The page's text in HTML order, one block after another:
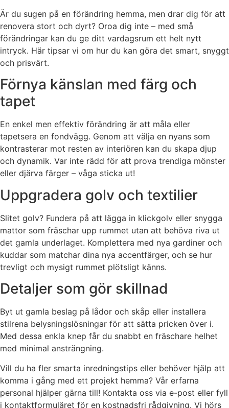
Är du sugen på en förändring hemma, men drar dig för att
renovera stort och dyrt? Oroa dig inte – med små
förändringar kan du ge ditt vardagsrum ett helt nytt
intryck. Här tipsar vi om hur du kan göra det smart, snyggt
och prisvärt.
Förnya känslan med färg och
tapet
En enkel men effektiv förändring är att måla eller
tapetsera en fondvägg. Genom att välja en nyans som
kontrasterar mot resten av interiören kan du skapa djup
och dynamik. Var inte rädd för att prova trendiga mönster
eller djärva färger – våga sticka ut!
Uppgradera golv och textilier
Slitet golv? Fundera på att lägga in klickgolv eller snygga
mattor som fräschar upp rummet utan att behöva riva ut
det gamla underlaget. Komplettera med nya gardiner och
kuddar som matchar dina nya accentfärger, och se hur
trevligt och mysigt rummet plötsligt känns.
Detaljer som gör skillnad
Byt ut gamla beslag på lådor och skåp eller installera
stilrena belysningslösningar för att sätta pricken över i.
Med dessa enkla knep får du snabbt en fräschare helhet
med minimal ansträngning.
Vill du ha fler smarta inredningstips eller behöver hjälp att
komma i gång med ett projekt hemma? Vår erfarna
personal hjälper gärna till! Kontakta oss via e-post eller fyll
i kontaktformuläret för en kostnadsfri rådgivning. Vi hörs